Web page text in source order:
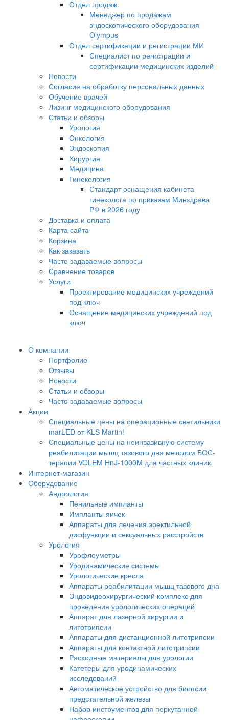
Отдел продаж
Менеджер по продажам
эндоскопического оборудования
Olympus
Отдел сертификации и регистрации МИ
Специалист по регистрации и
сертификации медицинских изделий
Новости
Согласие на обработку персональных данных
Обучение врачей
Лизинг медицинского оборудования
Статьи и обзоры
Урология
Онкология
Эндоскопия
Хирургия
Медицина
Гинекология
Стандарт оснащения кабинета
гинеколога по приказам Минздрава
РФ в 2026 году
Доставка и оплата
Карта сайта
Корзина
Как заказать
Часто задаваемые вопросы
Сравнение товаров
Услуги
Проектирование медицинских учреждений
под ключ
Оснащение медицинских учреждений под
ключ
О компании
Портфолио
Отзывы
Новости
Статьи и обзоры
Часто задаваемые вопросы
Акции
Специальные цены на операционные светильники
marLED от KLS Martin!
Специальные цены на неинвазивную систему
реабилитации мышц тазового дна методом БОС-
терапии VOLEM HnJ-1000M для частных клиник.
Интернет-магазин
Оборудование
Андрология
Пенильные импланты
Импланты яичек
Аппараты для лечения эректильной
дисфункции и сексуальных расстройств
Урология
Урофлоуметры
Уродинамические системы
Урологические кресла
Аппараты реабилитации мышц тазового дна
Эндовидеохирургический комплекс для
проведения урологических операций
Аппарат для лазерной хирургии и
литотрипсии
Аппараты для дистанционной литотрипсии
Аппараты для контактной литотрипсии
Расходные материалы для урологии
Катетеры для уродинамических
исследований
Автоматическое устройство для биопсии
предстательной железы
Набор инструментов для перкутанной